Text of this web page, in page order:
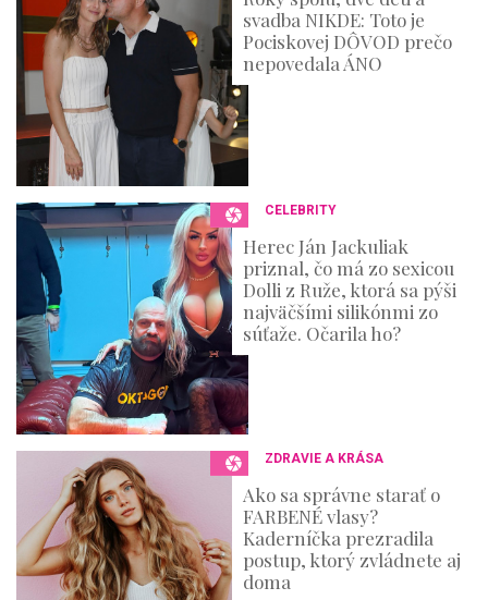
c
o
d
svadba NIKDE: Toto je
Pociskovej DÔVOD prečo
nepovedala ÁNO
CELEBRITY
Herec Ján Jackuliak
priznal, čo má zo sexicou
Dolli z Ruže, ktorá sa pýši
najväčšími silikónmi zo
súťaže. Očarila ho?
ZDRAVIE A KRÁSA
Ako sa správne starať o
FARBENÉ vlasy?
Kaderníčka prezradila
postup, ktorý zvládnete aj
doma